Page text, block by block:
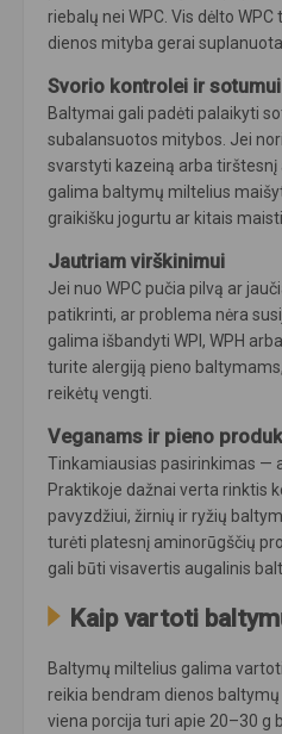
riebalų nei WPC. Vis dėlto
dienos mityba gerai suplanuota.
Svorio kontrolei ir sotumui
Baltymai gali padėti palaikyti
subalansuotos mitybos. Jei
svarstyti kazeiną arba
galima baltymų miltelius
graikišku jogurtu ar kitais
Jautriam virškinimui
Jei nuo WPC pučia pilvą ar
patikrinti, ar problema nėra
galima išbandyti WPI, WPH
turite alergiją pieno
reikėtų vengti.
Veganams ir pieno
Tinkamiausias pasirinkimas —
Praktikoje dažnai verta rinktis
pavyzdžiui, žirnių ir ryžių
turėti platesnį aminorūgščių
gali būti visavertis augalinis
Kaip vartoti
Baltymų miltelius galima
reikia bendram dienos
viena porcija turi apie 20–30 g